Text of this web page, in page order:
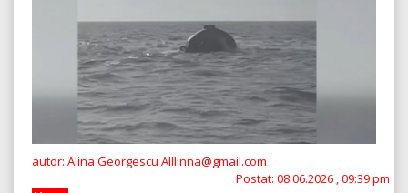
autor: Alina Georgescu Alllinna@gmail.com
Postat: 08.06.2026 , 09:39 pm